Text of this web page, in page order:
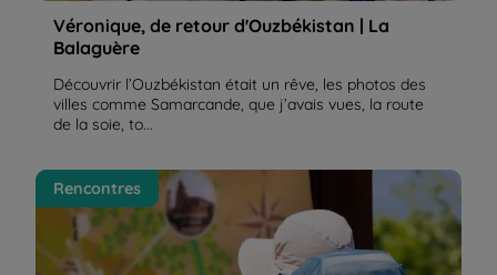
Véronique, de retour d'Ouzbékistan | La
Balaguère
Découvrir l’Ouzbékistan était un rêve, les photos des
villes comme Samarcande, que j’avais vues, la route
de la soie, to...
Le Camino Francès raconté par Gilles : conseils,
incontournables, et anecdotes sur le Camino de
Santiago
Rencontres